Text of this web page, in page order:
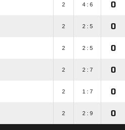
2 4 : 6 0
2 2 : 5 0
2 2 : 5 0
2 2 : 7 0
2 1 : 7 0
2 2 : 9 0